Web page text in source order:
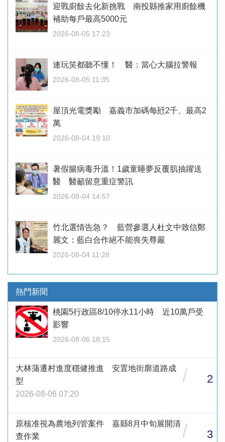
迎戰廚餘去化新挑戰 南投縣推家用廚餘機
補助每戶最高5000元
2026-08-05 17:23
連玩笑都聽不懂！ 醫：當心大腦拉警報
2026-08-05 11:35
屋頂光電獎勵 嘉義市加碼每瓩2千、最高2
萬
2026-08-04 19:10
暑假腸病毒升溫！1歲童睡夢反覆肌抽躍送
醫 醫籲留意重症警訊
2026-08-04 14:57
竹北選情告急？ 藍營參選人杜文中致信鄭
麗文：藍白合作絕不能喪失尊嚴
2026-08-04 11:28
熱門新聞
桃園5行政區8/10停水11小時 近10萬戶受
影響
2026-08-06 18:15
大林蒲遷村進度穩健推進 安置地街廓道路成
型
2026-08-06 07:20
/ 2
原核准視為農地列管案件 嘉縣8月中旬展開清
查作業
/ 3